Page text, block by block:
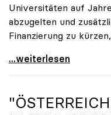
Universitäten auf
abzugelten und
Finanzierung zu
#UnisRetten Warum
...weiterlesen